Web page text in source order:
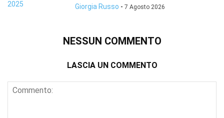
Giorgia Russo - 7 Agosto 2026
NESSUN COMMENTO
LASCIA UN COMMENTO